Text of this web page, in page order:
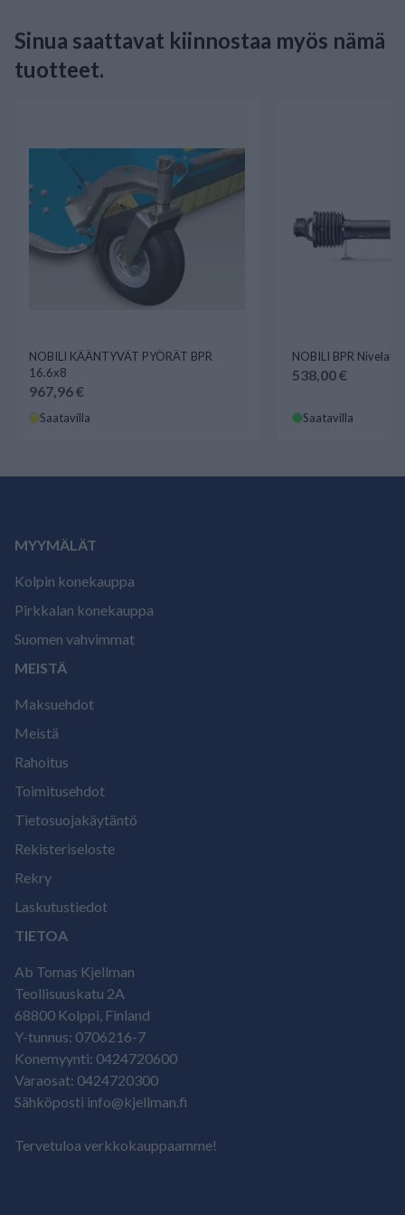
Sinua saattavat kiinnostaa myös nämä
tuotteet.
NOBILI KÄÄNTYVÄT PYÖRÄT BPR
16.6x8
967,96 €
Saatavilla
NOBILI BPR
538,00 €
Saatavilla
MYYMÄLÄT
Kolpin konekauppa
Pirkkalan konekauppa
Suomen vahvimmat
MEISTÄ
Maksuehdot
Meistä
Rahoitus
Toimitusehdot
Tietosuojakäytäntö
Rekisteriseloste
Rekry
Laskutustiedot
TIETOA
Ab Tomas Kjellman
Teollisuuskatu 2A
68800 Kolppi, Finland
Y-tunnus: 0706216-7
Konemyynti: 0424720600
Varaosat: 0424720300
Sähköposti info@kjellman.fi
Tervetuloa verkkokauppaamme!